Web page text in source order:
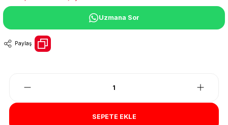
Uzmana Sor
Paylaş
SEPETE EKLE